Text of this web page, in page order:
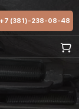
+7 (381)-238-08-48